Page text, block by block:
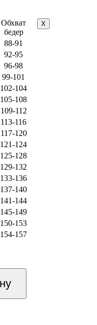
Обхват
бедер
X
88-91
92-95
96-98
99-101
102-104
105-108
109-112
113-116
117-120
121-124
125-128
129-132
133-136
137-140
141-144
145-149
150-153
154-157